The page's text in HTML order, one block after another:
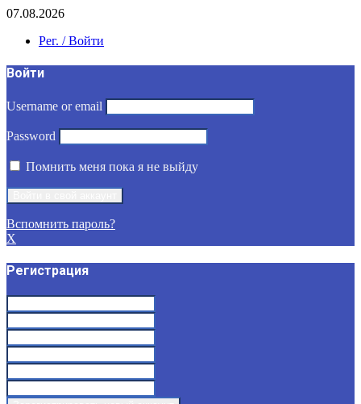
07.08.2026
Рег. / Войти
Войти
Username or email
Password
Помнить меня пока я не выйду
Вспомнить пароль?
X
Регистрация